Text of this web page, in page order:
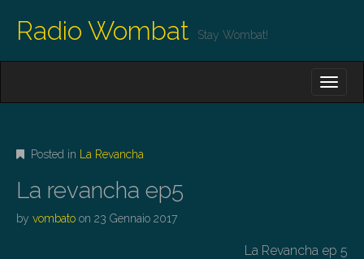
Radio Wombat Stay Wombat!
M
E
N
U
C
E
Posted in La Revancha
La revancha ep5
by vombato on 23 Gennaio 2017
La Revancha ep 5